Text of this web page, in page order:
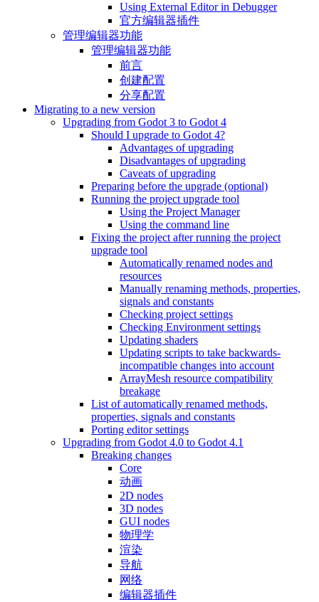
Using External Editor in Debugger
官方编辑器插件
管理编辑器功能
管理编辑器功能
前言
创建配置
分享配置
Migrating to a new version
Upgrading from Godot 3 to Godot 4
Should I upgrade to Godot 4?
Advantages of upgrading
Disadvantages of upgrading
Caveats of upgrading
Preparing before the upgrade (optional)
Running the project upgrade tool
Using the Project Manager
Using the command line
Fixing the project after running the project
upgrade tool
Automatically renamed nodes and
resources
Manually renaming methods, properties,
signals and constants
Checking project settings
Checking Environment settings
Updating shaders
Updating scripts to take backwards-
incompatible changes into account
ArrayMesh resource compatibility
breakage
List of automatically renamed methods,
properties, signals and constants
Porting editor settings
Upgrading from Godot 4.0 to Godot 4.1
Breaking changes
Core
动画
2D nodes
3D nodes
GUI nodes
物理学
渲染
导航
网络
编辑器插件